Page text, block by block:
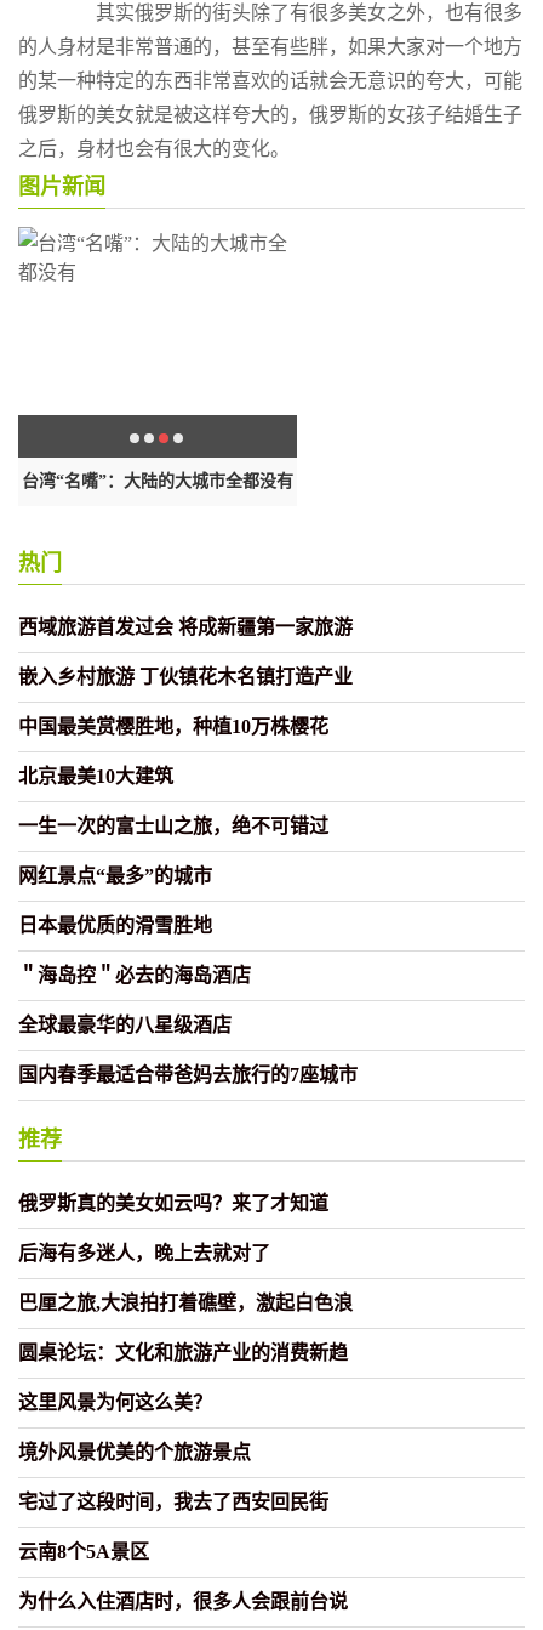
其实俄罗斯的街头除了有很多美女之外，也有很多
的人身材是非常普通的，甚至有些胖，如果大家对一个地方
的某一种特定的东西非常喜欢的话就会无意识的夸大，可能
俄罗斯的美女就是被这样夸大的，俄罗斯的女孩子结婚生子
之后，身材也会有很大的变化。
图片新闻
台湾“名嘴”：大陆的大城市全都没有
热门
西域旅游首发过会 将成新疆第一家旅游
嵌入乡村旅游 丁伙镇花木名镇打造产业
中国最美赏樱胜地，种植10万株樱花
北京最美10大建筑
一生一次的富士山之旅，绝不可错过
网红景点“最多”的城市
日本最优质的滑雪胜地
＂海岛控＂必去的海岛酒店
全球最豪华的八星级酒店
国内春季最适合带爸妈去旅行的7座城市
推荐
俄罗斯真的美女如云吗？来了才知道
后海有多迷人，晚上去就对了
巴厘之旅,大浪拍打着礁壁，激起白色浪
圆桌论坛：文化和旅游产业的消费新趋
这里风景为何这么美？
境外风景优美的个旅游景点
宅过了这段时间，我去了西安回民街
云南8个5A景区
为什么入住酒店时，很多人会跟前台说